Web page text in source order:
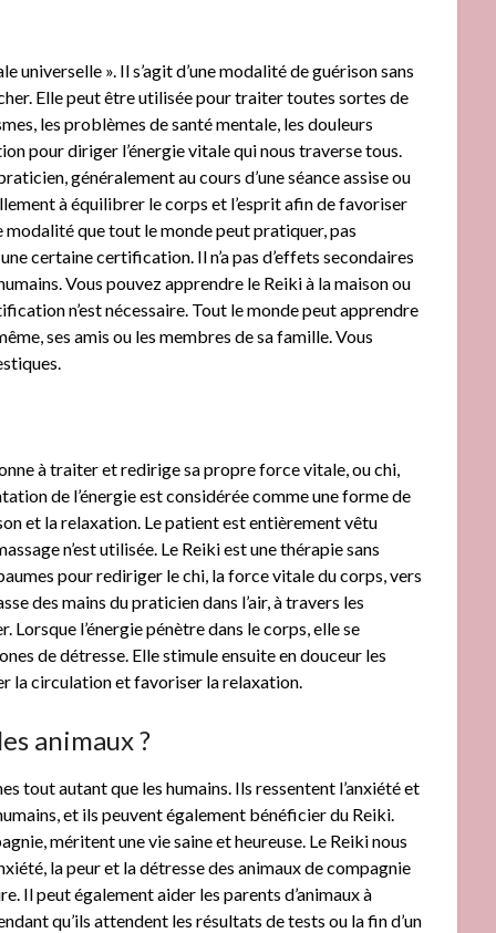
». Il s’agit d’une modalité de guérison sans
Elle peut être utilisée pour traiter toutes sortes de
les problèmes de santé mentale, les douleurs
pour diriger l’énergie vitale qui nous traverse tous.
généralement au cours d’une séance assise ou
à équilibrer le corps et l’esprit afin de favoriser
que tout le monde peut pratiquer, pas
certaine certification. Il n’a pas d’effets secondaires
Vous pouvez apprendre le Reiki à la maison ou
n’est nécessaire. Tout le monde peut apprendre
ses amis ou les membres de sa famille. Vous
à traiter et redirige sa propre force vitale, ou chi,
de l’énergie est considérée comme une forme de
et la relaxation. Le patient est entièrement vêtu
n’est utilisée. Le Reiki est une thérapie sans
pour rediriger le chi, la force vitale du corps, vers
des mains du praticien dans l’air, à travers les
l’énergie pénètre dans le corps, elle se
de détresse. Elle stimule ensuite en douceur les
la circulation et favoriser la relaxation.
animaux ?
tout autant que les humains. Ils ressentent l’anxiété et
et ils peuvent également bénéficier du Reiki.
méritent une vie saine et heureuse. Le Reiki nous
la peur et la détresse des animaux de compagnie
Il peut également aider les parents d’animaux à
qu’ils attendent les résultats de tests ou la fin d’un